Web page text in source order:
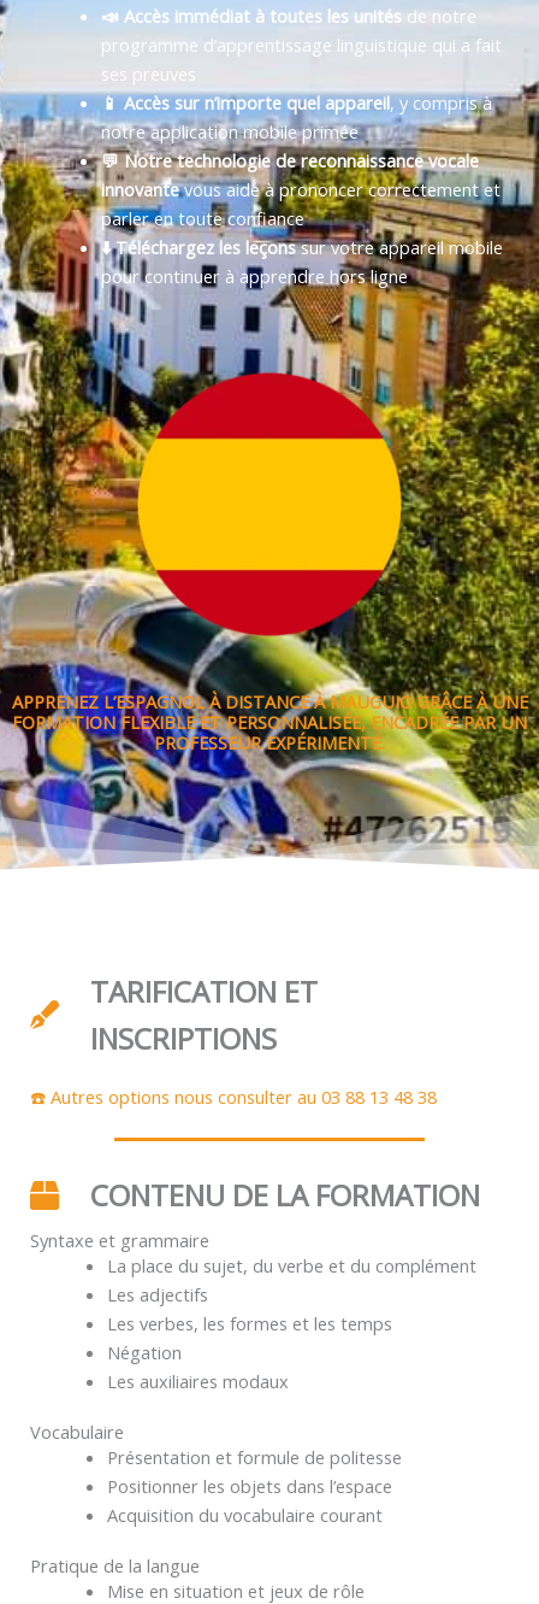
📣 Accès immédiat à toutes les unitésde notre
programme d’apprentissage linguistique qui a fait
ses preuves
📱 Accès sur n’importe quel appareil, y compris à
notre application mobile primée
💬 Notre technologie de reconnaissance vocale
innovantevous aide à prononcer correctement et
parler en toute confiance
⬇️ Téléchargez les leçonssur votre appareil mobile
pour continuer à apprendre hors ligne
APPRENEZ L’ESPAGNOL À DISTANCE À MAUGUIO GRÂCE À UNE
FORMATION FLEXIBLE ET PERSONNALISÉE, ENCADRÉE PAR UN
PROFESSEUR EXPÉRIMENTÉ.
TARIFICATION ET
INSCRIPTIONS
☎️ Autres options nous consulter au 03 88 13 48 38
CONTENU DE LA FORMATION
Syntaxe et grammaire
La place du sujet, du verbe et du complément
Les adjectifs
Les verbes, les formes et les temps
Négation
Les auxiliaires modaux
Vocabulaire
Présentation et formule de politesse
Positionner les objets dans l’espace
Acquisition du vocabulaire courant
Pratique de la langue
Mise en situation et jeux de rôle